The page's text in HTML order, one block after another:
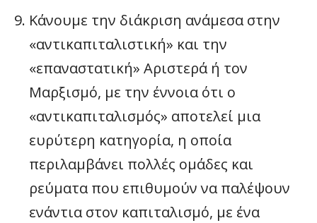
Κάνουμε την διάκριση ανάμεσα στην
«αντικαπιταλιστική» και την
«επαναστατική» Αριστερά ή τον
Μαρξισμό, με την έννοια ότι ο
«αντικαπιταλισμός» αποτελεί μια
ευρύτερη κατηγορία, η οποία
περιλαμβάνει πολλές ομάδες και
ρεύματα που επιθυμούν να παλέψουν
ενάντια στον καπιταλισμό, με ένα